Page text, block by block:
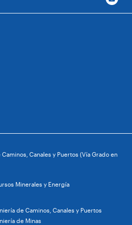
Canales y Puertos (Vía Grado en
Minerales y Energía
de Caminos, Canales y Puertos
de Minas